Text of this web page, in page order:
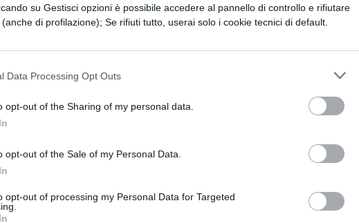
su Gestisci opzioni è possibile accedere al pannello di controllo e rifiutare
di profilazione); Se rifiuti tutto, userai solo i cookie tecnici di default.
Data Processing Opt Outs
opt-out of the Sharing of my personal data.
opt-out of the Sale of my Personal Data.
opt-out of processing my Personal Data for Targeted
al suo regno; tuttavia, vedendo
sempre più,
cominciò a preoccuparsi gravemente
atterriva la natura
soddisfare le proprie
di quella dei suoi figli, adatta a